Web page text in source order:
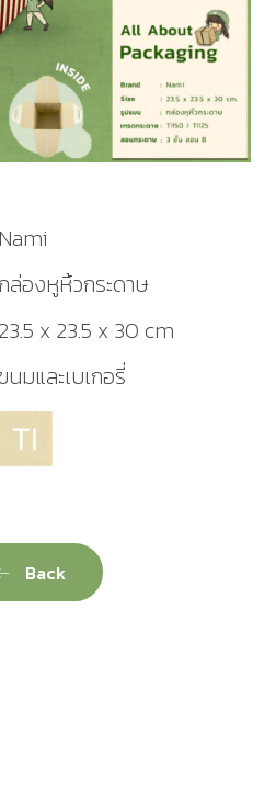
Nami
ล่องหูหิ้วกระดาษ
23.5 x 23.5 x 30 cm
นมและเบเกอรี่
Back